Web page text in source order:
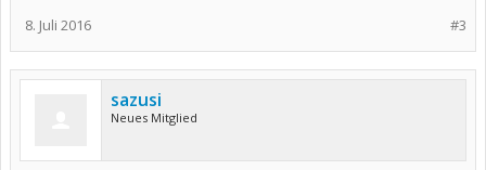
#3
8. Juli 2016
sazusi
Neues Mitglied